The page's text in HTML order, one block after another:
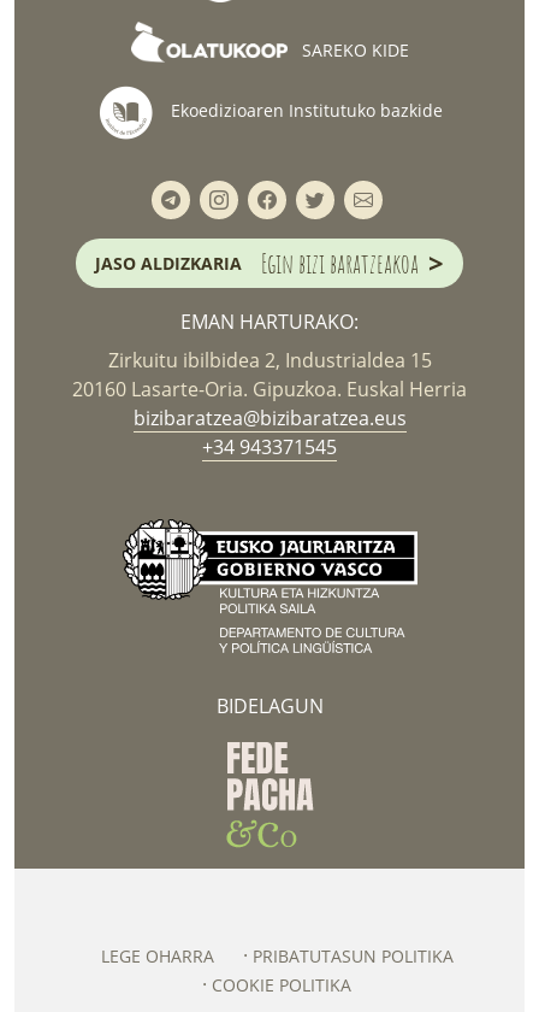
SAREKO KIDE
Ekoedizioaren Institutuko bazkide
JASO ALDIZKARIA Egin bizi baratzeakoa >
EMAN HARTURAKO:
Zirkuitu ibilbidea 2, Industrialdea 15
20160 Lasarte-Oria. Gipuzkoa. Euskal Herria
bizibaratzea@bizibaratzea.eus
+34 943371545
BIDELAGUN
LEGE OHARRA
PRIBATUTASUN POLITIKA
COOKIE POLITIKA